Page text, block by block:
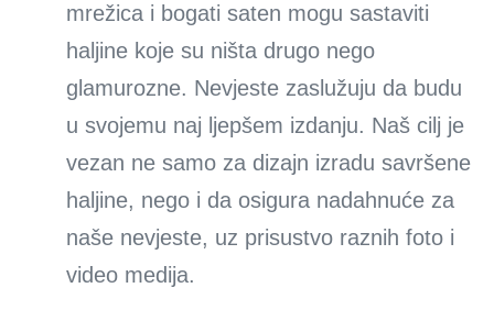
mrežica i bogati saten mogu sastaviti
haljine koje su ništa drugo nego
glamurozne. Nevjeste zaslužuju da budu
u svojemu naj ljepšem izdanju. Naš cilj je
vezan ne samo za dizajn izradu savršene
haljine, nego i da osigura nadahnuće za
naše nevjeste, uz prisustvo raznih foto i
video medija.